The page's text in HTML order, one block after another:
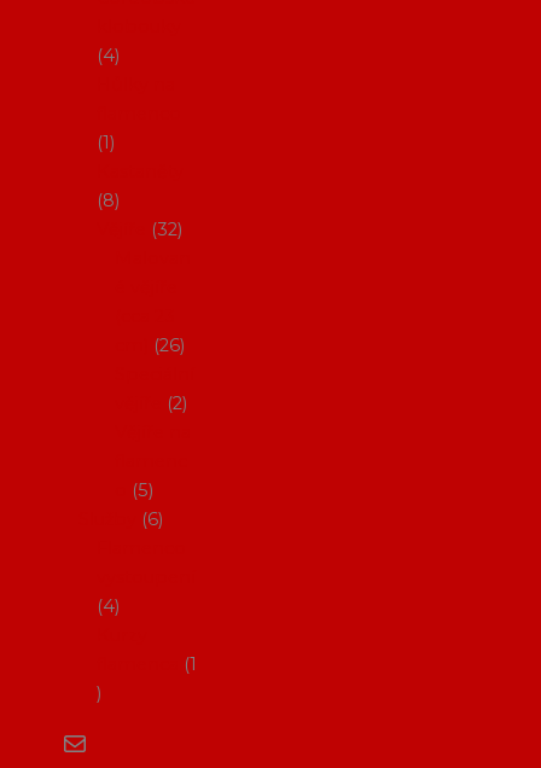
4
1
8
32
26
2
5
6
4
1